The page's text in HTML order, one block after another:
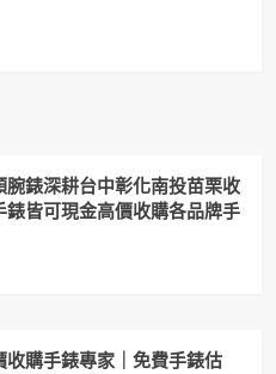
錶深耕台中彰化南投苗栗收
皆可現金高價收購各品牌手
購手錶專家｜免費手錶估